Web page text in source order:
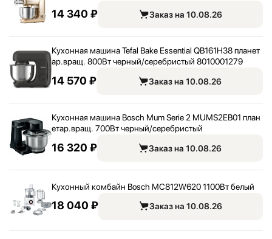
14 340 ₽ Заказ на 10.08.26
Кухонная машина Tefal Bake Essential QB161H38 планет
ар.вращ. 800Вт черный/серебристый 8010001279
14 570 ₽ Заказ на 10.08.26
Кухонная машина Bosch Mum Serie 2 MUMS2EB01 план
етар.вращ. 700Вт черный/серебристый
16 320 ₽ Заказ на 10.08.26
Кухонный комбайн Bosch MC812W620 1100Вт белый
18 040 ₽ Заказ на 10.08.26